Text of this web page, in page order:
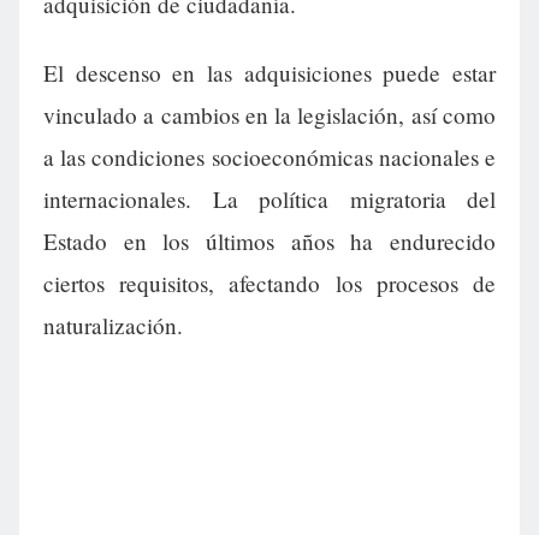
El descenso en las adquisiciones puede estar
vinculado a cambios en la legislación, así como
a las condiciones socioeconómicas nacionales e
internacionales. La política migratoria del
Estado en los últimos años ha endurecido
ciertos requisitos, afectando los procesos de
naturalización.